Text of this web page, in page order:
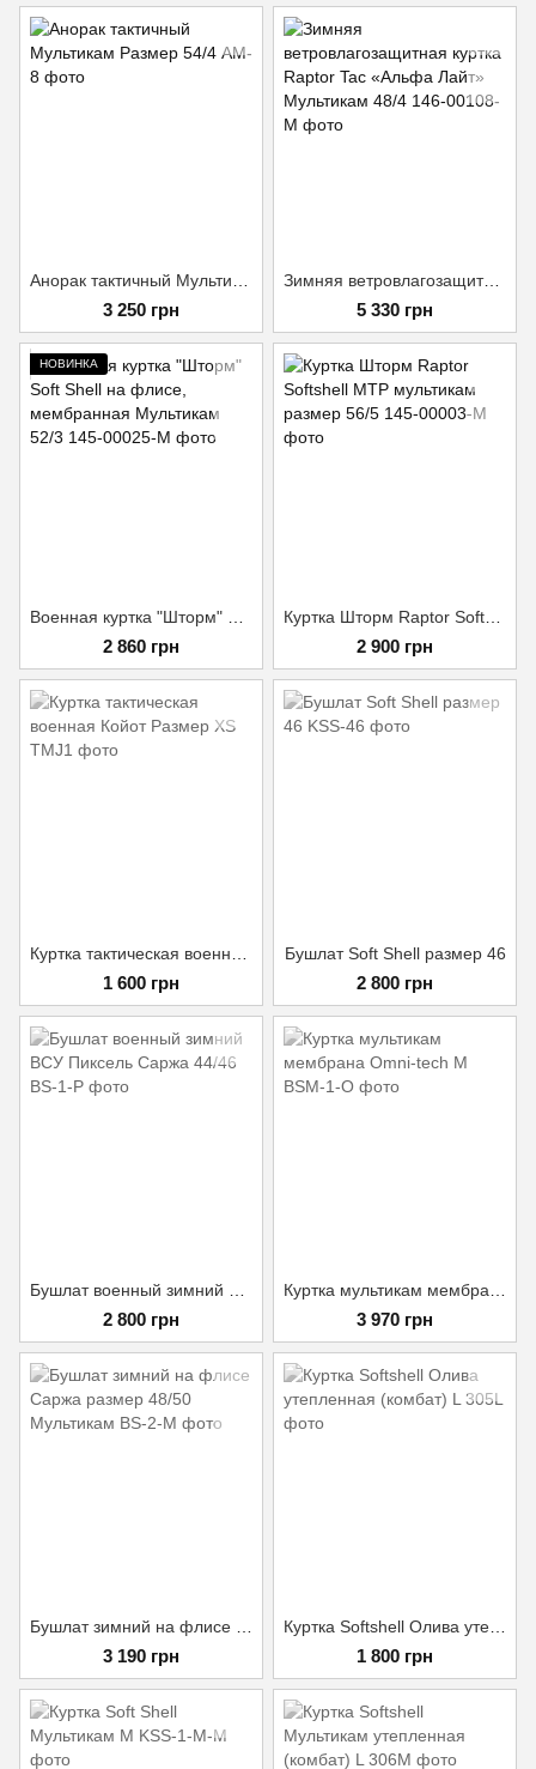
3 250 грн
Зимняя ветровлагозащитная куртка Raptor Tac «Альфа Лайт» Мультикам 48/4
5 330 грн
НОВИНКА
2 860 грн 2 900 грн
1 600 грн
Бушлат Soft Shell размер 46
2 800 грн
2 800 грн 3 970 грн
3 190 грн 1 800 грн